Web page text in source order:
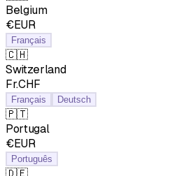
Belgium
€EUR
Français
🇨🇭
Switzerland
Fr.CHF
Français Deutsch
🇵🇹
Portugal
€EUR
Português